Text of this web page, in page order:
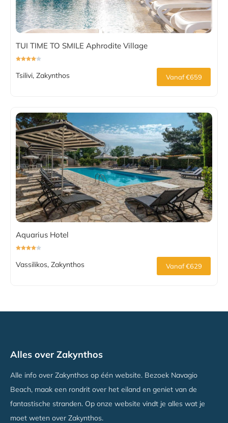
TUI TIME TO SMILE Aphrodite Village
Tsilivi, Zakynthos Vanaf €659
Aquarius Hotel
Vassilikos, Zakynthos Vanaf €629
Alles over Zakynthos
Alle info over Zakynthos op één website. Bezoek Navagio
Beach, maak een rondrit over het eiland en geniet van de
fantastische stranden. Op onze website vindt je alles wat je
moet weten over Zakynthos.